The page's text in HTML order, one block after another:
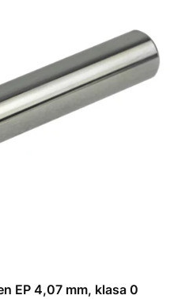
EP 4,07 mm, klasa 0